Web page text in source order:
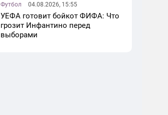
Футбол 04.08.2026, 15:55
УЕФА готовит бойкот ФИФА: Что
грозит Инфантино перед
выборами